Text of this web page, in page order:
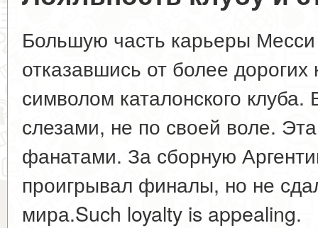
Большую часть карьеры
отказавшись от более дорогих
символом каталонского
слезами, не по своей воле.
фанатами. За сборную
проигрывал финалы, но не
мира.Such loyalty is appealing.